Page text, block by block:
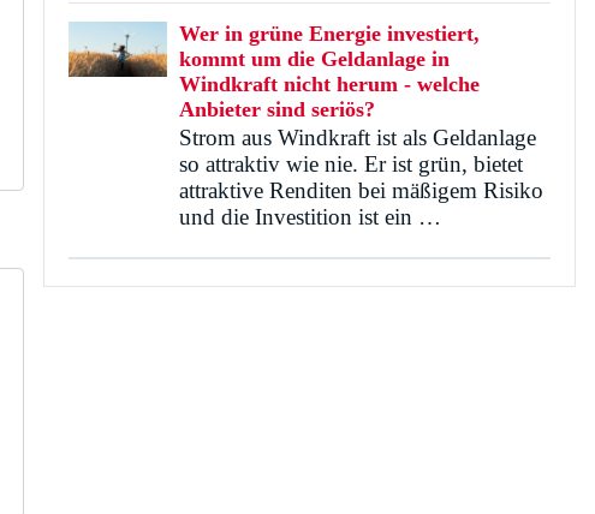
Wer in grüne Energie investiert,
kommt um die Geldanlage in
Windkraft nicht herum - welche
Anbieter sind seriös?
Strom aus Windkraft ist als Geldanlage
so attraktiv wie nie. Er ist grün, bietet
attraktive Renditen bei mäßigem Risiko
und die Investition ist ein …